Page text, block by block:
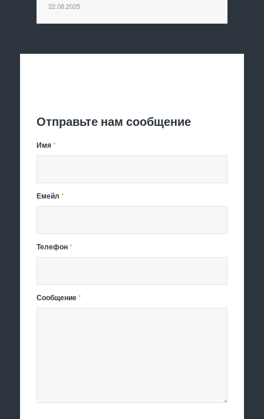
22.08.2025
Отправьте нам сообщение
Имя*
Емейл*
Телефон*
Сообщение*